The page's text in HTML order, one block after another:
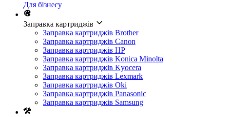
Для бізнесу
Заправка картриджів
Заправка картриджів Brother
Заправка картриджів Canon
Заправка картриджів HP
Заправка картриджів Konica Minolta
Заправка картриджів Kyocera
Заправка картриджів Lexmark
Заправка картриджів Oki
Заправка картриджів Panasonic
Заправка картриджів Samsung